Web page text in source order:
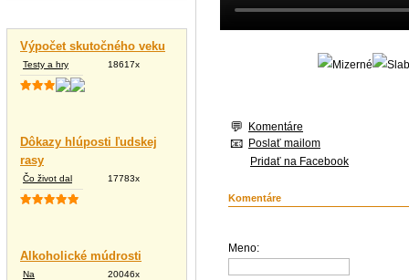
Výpočet skutočného veku
Testy a hry 18617x
Dôkazy hlúposti ľudskej
rasy
Čo život dal 17783x
Alkoholické múdrosti
Na
20046x
Komentáre
Poslať mailom
Pridať na Facebook
Komentáre
Meno: